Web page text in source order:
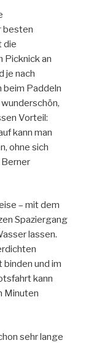
besten
die
Picknick an
je nach
beim Paddeln
Vorteil:
kann man
ohne sich
– mit dem
Spaziergang
lassen.
binden und im
kann
Minuten
sehr lange